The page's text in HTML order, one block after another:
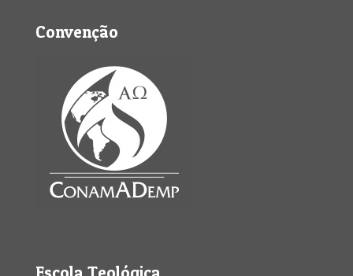
Convenção